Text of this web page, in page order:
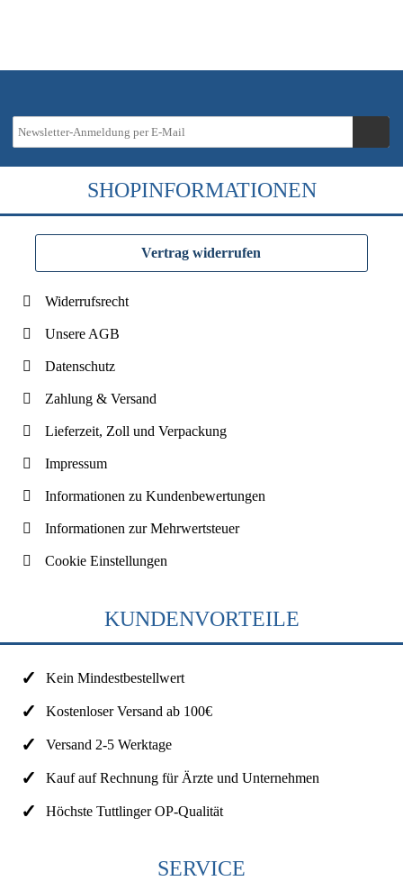
SHOPINFORMATIONEN
Vertrag widerrufen
Widerrufsrecht
Unsere AGB
Datenschutz
Zahlung & Versand
Lieferzeit, Zoll und Verpackung
Impressum
Informationen zu Kundenbewertungen
Informationen zur Mehrwertsteuer
Cookie Einstellungen
KUNDENVORTEILE
Kein Mindestbestellwert
Kostenloser Versand ab 100€
Versand 2-5 Werktage
Kauf auf Rechnung für Ärzte und Unternehmen
Höchste Tuttlinger OP-Qualität
SERVICE